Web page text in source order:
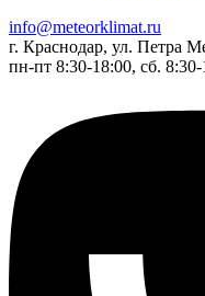
info@meteorklimat.ru
г. Краснодар, ул. Петра
пн-пт 8:30-18:00, сб.